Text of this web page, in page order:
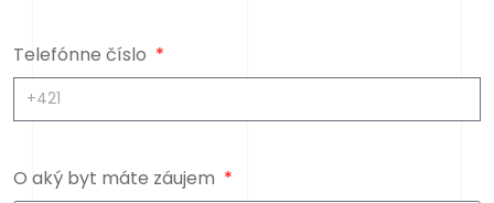
Telefónne číslo
O aký byt máte záujem